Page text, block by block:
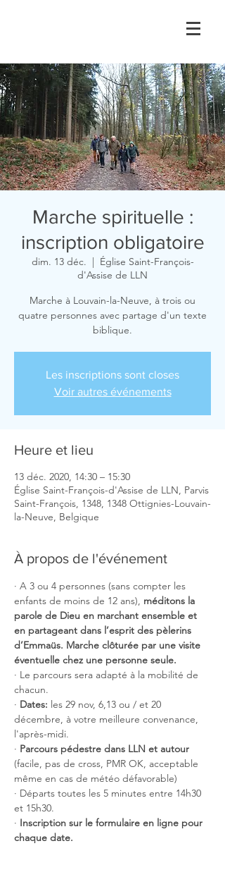
Marche spirituelle :
inscription obligatoire
dim. 13 déc.
  |
Église Saint-François-
d'Assise de LLN
Marche à Louvain-la-Neuve, à trois ou
quatre personnes avec partage d'un texte
biblique.
Les inscriptions sont closes
Voir autres événements
Heure et lieu
13 déc. 2020, 14:30 – 15:30
Église Saint-François-d'Assise de LLN, Parvis
Saint-François, 1348, 1348 Ottignies-Louvain-
la-Neuve, Belgique
À propos de l'événement
· A 3 ou 4 personnes (sans compter les
enfants de moins de 12 ans), méditons la
parole de Dieu en marchant ensemble et
en partageant dans l’esprit des pèlerins
d’Emmaüs. Marche clôturée par une visite
éventuelle chez une personne seule.
· Le parcours sera adapté à la mobilité de
chacun.
· Dates: les 29 nov, 6,13 ou / et 20
décembre, à votre meilleure convenance,
l'après-midi.
· Parcours pédestre dans LLN et autour
(facile, pas de cross, PMR OK, acceptable
même en cas de météo défavorable)
· Départs toutes les 5 minutes entre 14h30
et 15h30.
· Inscription sur le formulaire en ligne pour
chaque date.